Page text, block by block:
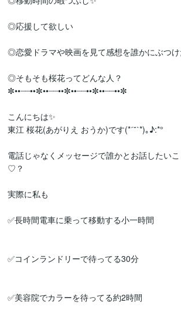
◎応援して欲しい
◎恋愛ドラマや映画を見て感想を誰かにぶつけ
◎そもそも桜花ってどんな人？
✼••┈┈••✼••┈┈••✼••┈┈••✼••┈┈••✼
こんにちは✨️
東江 桜花(あがりえ おうか)です(*ˊ˘ˋ*)｡♪:*°
電話じゃなくメッセージで誰かとお話したい
♡？
実際に私も
✅長時間電車に乗って移動する小一時間
✅コインランドリーで待ってる30分
✅美容院でカラーを待ってる約2時間